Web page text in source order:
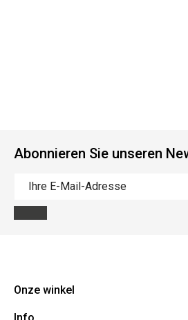
Abonnieren Sie unseren
Onze winkel